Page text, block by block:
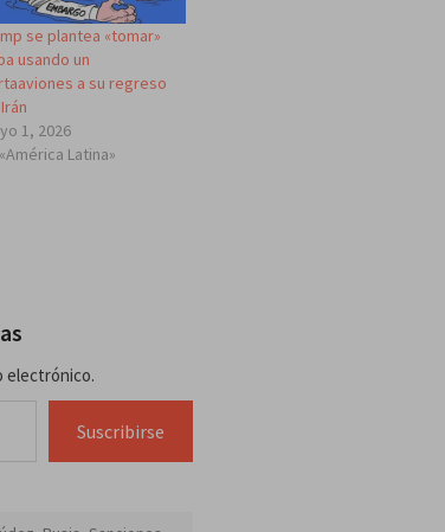
se plantea «tomar»
usando un
a su regreso
1, 2026
Latina»
electrónico.
Suscribirse